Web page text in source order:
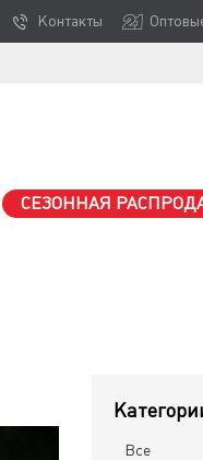
Контакты
СЕЗОННАЯ
Все